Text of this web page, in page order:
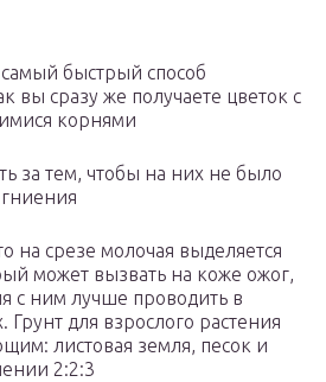
самый быстрый способ
вы сразу же получаете цветок с
корнями
за тем, чтобы на них не было
на срезе молочая выделяется
может вызвать на коже ожог,
с ним лучше проводить в
Грунт для взрослого растения
листовая земля, песок и
2:2:3